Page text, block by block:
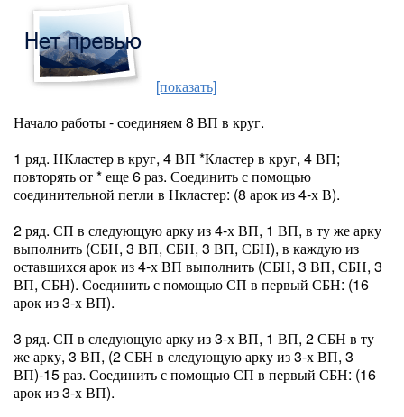
[показать]
Начало работы - соединяем 8 ВП в круг.
1 ряд. НКластер в круг, 4 ВП *Кластер в круг, 4 ВП;
повторять от * еще 6 раз. Соединить с помощью
соединительной петли в Нкластер: (8 арок из 4-х В).
2 ряд. СП в следующую арку из 4-х ВП, 1 ВП, в ту же арку
выполнить (СБН, 3 ВП, СБН, 3 ВП, СБН), в каждую из
оставшихся арок из 4-х ВП выполнить (СБН, 3 ВП, СБН, 3
ВП, СБН). Соединить с помощью СП в первый СБН: (16
арок из 3-х ВП).
3 ряд. СП в следующую арку из 3-х ВП, 1 ВП, 2 СБН в ту
же арку, 3 ВП, (2 СБН в следующую арку из 3-х ВП, 3
ВП)-15 раз. Соединить с помощью СП в первый СБН: (16
арок из 3-х ВП).